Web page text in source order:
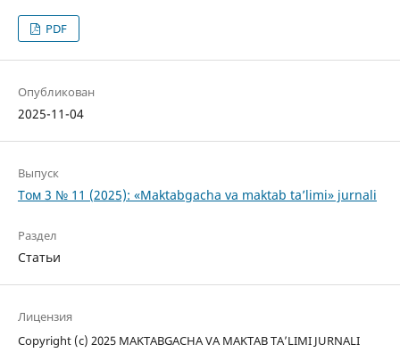
PDF
Опубликован
2025-11-04
Выпуск
Том 3 № 11 (2025): «Maktabgacha va maktab ta’limi» jurnali
Раздел
Статьи
Лицензия
Copyright (c) 2025 MAKTABGACHA VA MAKTAB TA’LIMI JURNALI